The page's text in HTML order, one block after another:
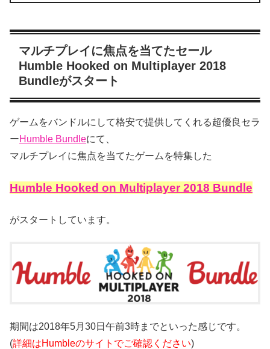
マルチプレイに焦点を当てたセール
Humble Hooked on Multiplayer 2018
Bundleがスタート
ゲームをバンドルにして格安で提供してくれる超優良セラ
ーHumble Bundleにて、
マルチプレイに焦点を当てたゲームを特集した
Humble Hooked on Multiplayer 2018 Bundle
がスタートしています。
期間は2018年5月30日午前3時までといった感じです。
(詳細はHumbleのサイトでご確認ください)